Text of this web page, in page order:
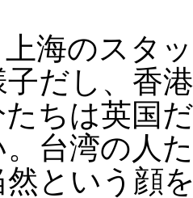
海のスタ
だし、香
たちは英国
台湾の人
然という顔